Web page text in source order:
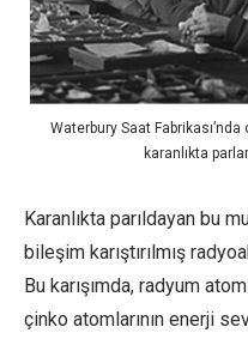
Waterbury Saat
karanlıkta
Karanlıkta parıldayan bu
bileşim karıştırılmış
Bu karışımda, radyum
çinko atomlarının enerji